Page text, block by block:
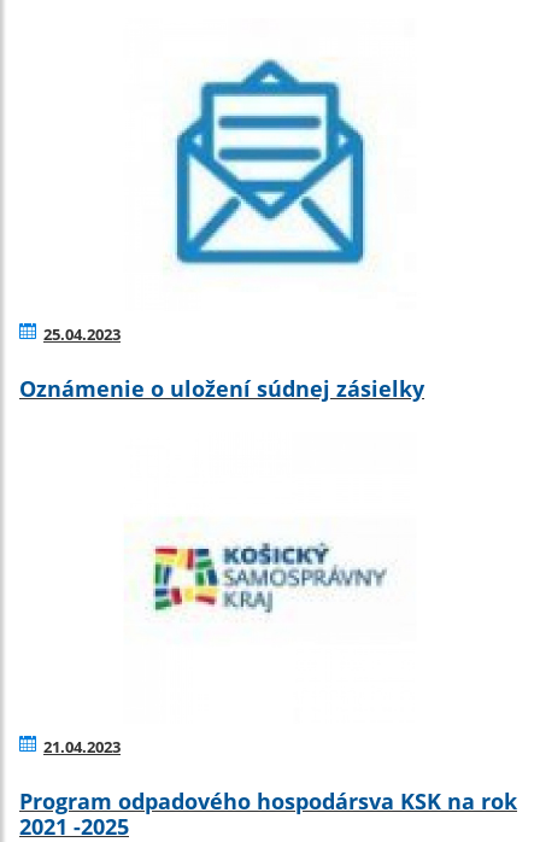
25.04.2023
Oznámenie o uložení súdnej zásielky
21.04.2023
Program odpadového hospodársva KSK na rok
2021 -2025